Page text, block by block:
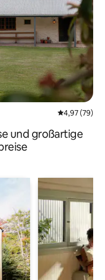
4,97 (79)
und großartige